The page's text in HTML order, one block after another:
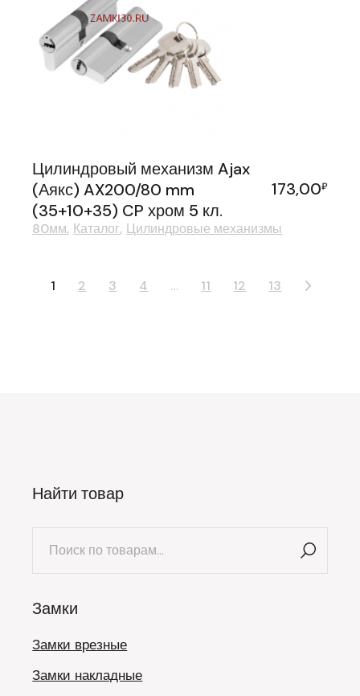
Цилиндровый механизм Ajax
(Аякс) AX200/80 mm
(35+10+35) CP хром 5 кл.
173,00₽
80мм Каталог Цилиндровые механизмы
1 2 3 4 … 11 12 13
Найти товар
Замки
Замки врезные
Замки накладные